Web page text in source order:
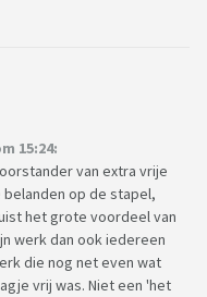
15:24:
van extra vrije
op de stapel,
het grote voordeel van
werk dan ook iedereen
die nog net even wat
vrij was. Niet een 'het